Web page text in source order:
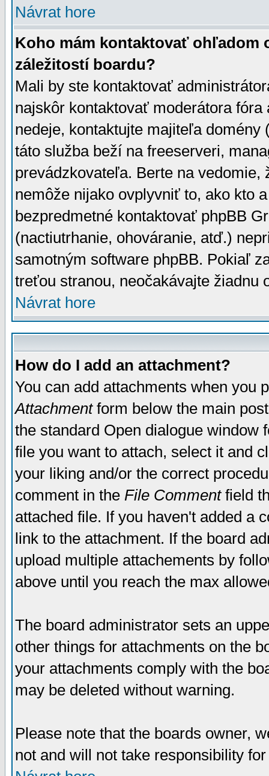
Návrat hore
Koho mám kontaktovať ohľadom
záležitostí boardu?
Mali by ste kontaktovať
najskôr kontaktovať moderátora
nedeje, kontaktujte majiteľa
táto služba beží na freeserveri,
prevádzkovateľa. Berte na
nemôže nijako ovplyvniť to, ako kto
bezpredmetné kontaktovať phpBB
(nactiutrhanie, ohováranie, atď.)
samotným software phpBB. Pokiaľ
treťou stranou, neočakávajte žiadnu
Návrat hore
How do I add an attachment?
You can add attachments when you
Attachmentform below the main
the standard Open dialogue window
file you want to attach, select it and
your liking and/or the correct
comment in the File Commentfield
attached file. If you haven't added a
link to the attachment. If the board
upload multiple attachements by
above until you reach the max
The board administrator sets an
other things for attachments on the
your attachments comply with the
may be deleted without warning.
Please note that the boards owner,
not and will not take responsibility